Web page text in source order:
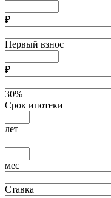
₽
Первый взнос
₽
30%
Срок ипотеки
лет
мес
Ставка